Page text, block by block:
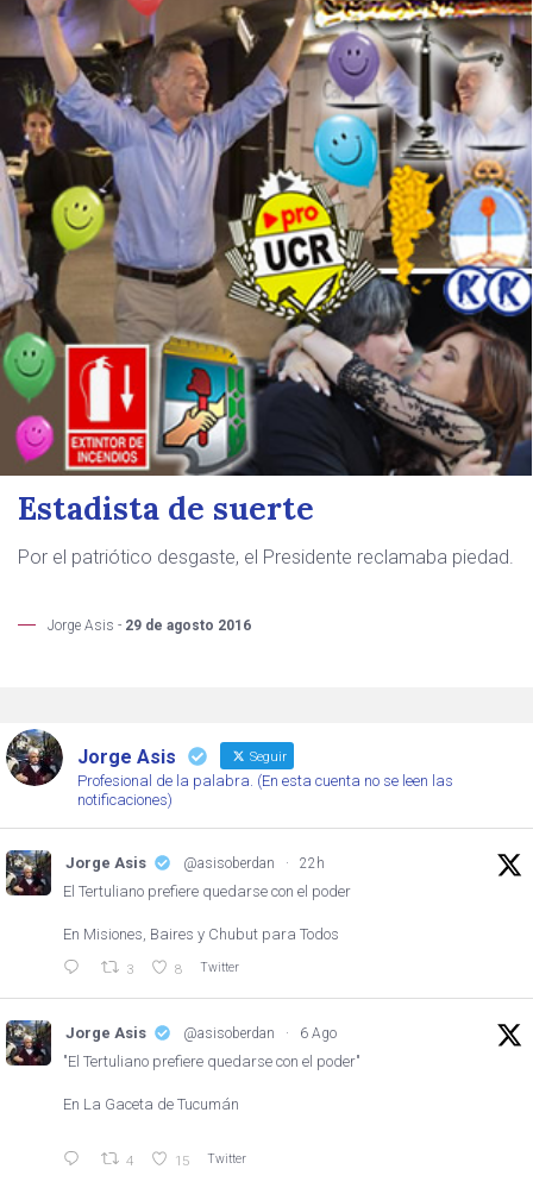
Estadista de suerte
Por el patriótico desgaste, el Presidente reclamaba piedad.
Jorge Asis - 29 de agosto 2016
Jorge Asis Seguir
Profesional de la palabra. (En esta cuenta no se leen las
notificaciones)
Jorge Asis @asisoberdan · 22h
El Tertuliano prefiere quedarse con el poder
En Misiones, Baires y Chubut para Todos
3 8 Twitter
Jorge Asis @asisoberdan · 6 Ago
"El Tertuliano prefiere quedarse con el poder"
En La Gaceta de Tucumán
4 15 Twitter